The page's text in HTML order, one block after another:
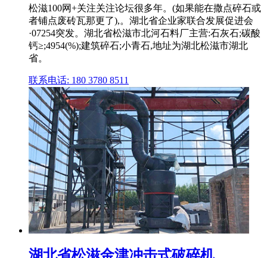
松滋100网+关注关注论坛很多年。(如果能在撒点碎石或
者铺点废砖瓦那更了),。湖北省企业家联合发展促进会
·07254突发。湖北省松滋市北河石料厂主营:石灰石;碳酸
钙≥;4954(%);建筑碎石;小青石,地址为湖北松滋市湖北
省。
联系电话: 180 3780 8511
湖北省松滋金津冲击式破碎机